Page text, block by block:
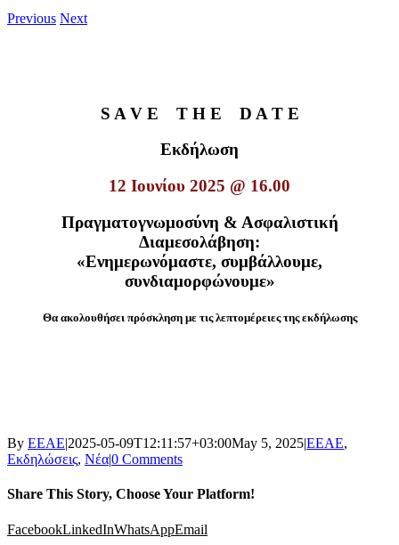
Previous Next
S A V E T H E D A T E
Εκδήλωση
12 Ιουνίου 2025 @ 16.00
Πραγματογνωμοσύνη & Ασφαλιστική
Διαμεσολάβηση:
«Ενημερωνόμαστε, συμβάλλουμε,
συνδιαμορφώνουμε»
Θα ακολουθήσει πρόσκληση με τις λεπτομέρειες της εκδήλωσης
By ΕΕΑΕ|2025-05-09T12:11:57+03:00May 5, 2025|ΕΕΑΕ,
Εκδηλώσεις, Νέα|0 Comments
Share This Story, Choose Your Platform!
FacebookLinkedInWhatsAppEmail